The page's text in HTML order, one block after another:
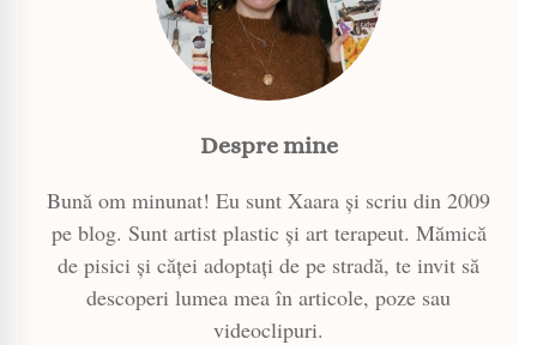
Despre mine
Bună om minunat! Eu sunt Xaara și scriu din 2009
pe blog. Sunt artist plastic și art terapeut. Mămică
de pisici și căței adoptați de pe stradă, te invit să
descoperi lumea mea în articole, poze sau
videoclipuri.